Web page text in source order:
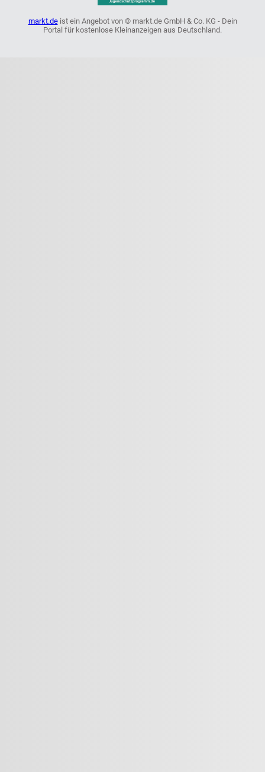
markt.deist ein Angebot von © markt.de GmbH & Co. KG - Dein
Portal für kostenlose Kleinanzeigen aus Deutschland.